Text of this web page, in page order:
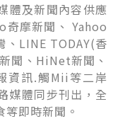
體及新聞內容供應
奇摩新聞、 Yahoo
、LINE TODAY(香
聞、HiNet新聞、
資訊.觸Mii等二岸
媒體同步刊出，全
即時新聞。